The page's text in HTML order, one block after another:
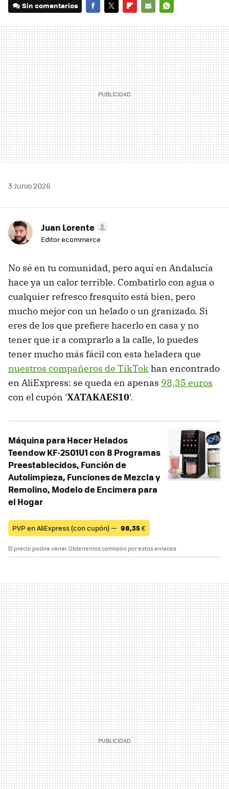
Sin comentarios
MAIL
3 Junio 2026
Juan Lorente
Editor ecommerce
No sé en tu comunidad, pero aquí en Andalucía
hace ya un calor terrible. Combatirlo con agua o
cualquier refresco fresquito está bien, pero
mucho mejor con un helado o un granizado. Si
eres de los que prefiere hacerlo en casa y no
tener que ir a comprarlo a la calle, lo puedes
tener mucho más fácil con esta heladera que
nuestros compañeros de TikTokhan encontrado
en AliExpress: se queda en apenas 98,35 euros
con el cupón 'XATAKAES10'.
Máquina para Hacer Helados
Teendow KF-2501U1 con 8 Programas
Preestablecidos, Función de
Autolimpieza, Funciones de Mezcla y
Remolino, Modelo de Encimera para
el Hogar
PVP en AliExpress (con cupón) — 98,35€
El precio podría variar. Obtenemos comisión por estos enlaces